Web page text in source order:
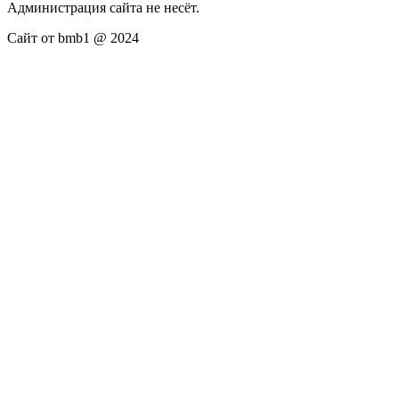
Администрация сайта не несёт.
Сайт от bmb1 @ 2024